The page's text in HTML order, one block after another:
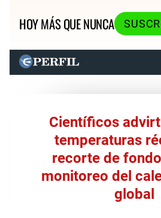
HOY MÁS QUE NUNCA
Científicos
temperaturas
recorte de
monitoreo del
global